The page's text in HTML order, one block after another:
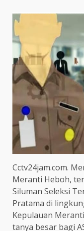
Cctv24jam.com.
Meranti Heboh,
Siluman Seleksi
Pratama di
Kepulauan
tanya besar bagi